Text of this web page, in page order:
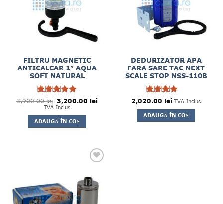
FILTRU MAGNETIC
ANTICALCAR 1″ AQUA
SOFT NATURAL
Evaluat la
din 5
3,900.00lei Prețul
inițial
fost:
3,900.00 lei.
3,200.00 leiPrețul
TVA Inclus
ADAUGĂ ÎN COȘ
DEDURIZATOR APA
FARA SARE TAC NEXT
SCALE STOP NSS-110B
Evaluat
la4din
5
2,020.00 lei TVA Inclus
ADAUGĂ ÎN COȘ